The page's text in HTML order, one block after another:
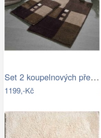
Set 2 koupelnových předložek MERKUR
1199,-Kč